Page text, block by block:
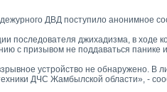
ДВД поступило анонимное
последователя джихадизма, в ходе
с призывом не поддаваться панике
устройство не обнаружено. В
ДЧС Жамбылской области», -